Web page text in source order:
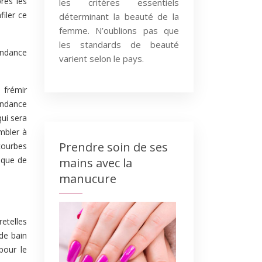
ce
frémir
sera
à
de
bain
le
les critères essentiels
déterminant la beauté de la
femme. N’oublions pas que
les standards de beauté
varient selon le pays.
Prendre soin de ses
mains avec la
manucure